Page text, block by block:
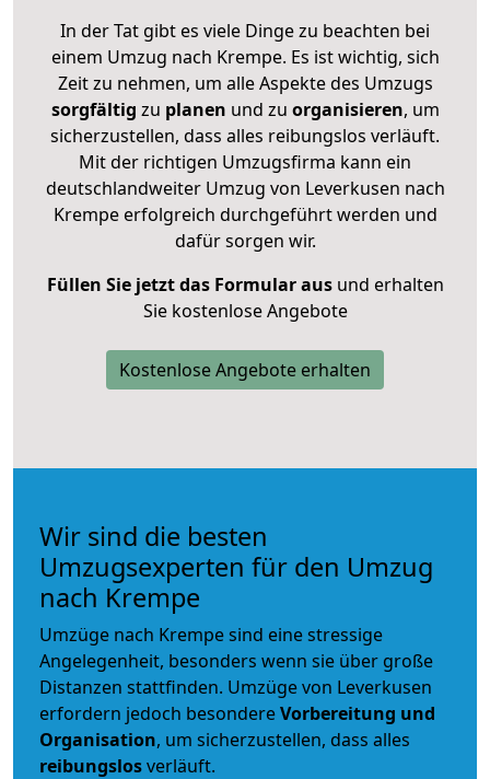
In der Tat gibt es viele Dinge zu beachten bei
einem Umzug nach Krempe. Es ist wichtig, sich
Zeit zu nehmen, um alle Aspekte des Umzugs
sorgfältig zu planen und zu organisieren, um
sicherzustellen, dass alles reibungslos verläuft.
Mit der richtigen Umzugsfirma kann ein
deutschlandweiter Umzug von Leverkusen nach
Krempe erfolgreich durchgeführt werden und
dafür sorgen wir.
Füllen Sie jetzt das Formular ausund erhalten
Sie kostenlose Angebote
Kostenlose Angebote erhalten
Wir sind die besten
Umzugsexperten für den Umzug
nach Krempe
Umzüge nach Krempe sind eine stressige
Angelegenheit, besonders wenn sie über große
Distanzen stattfinden. Umzüge von Leverkusen
erfordern jedoch besondereVorbereitung und
Organisation, um sicherzustellen, dass alles
reibungslosverläuft.